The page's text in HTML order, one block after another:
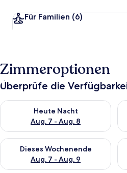
Für Familien (6)
Zimmeroptionen
Überprüfe die
Heute Nacht
Aug. 7 - Aug. 8
Überprüfe die Verfügbarkeit für
Dieses Wochenende
Aug. 7 - Aug. 9
Überprüfe die Verfügbarkeit für